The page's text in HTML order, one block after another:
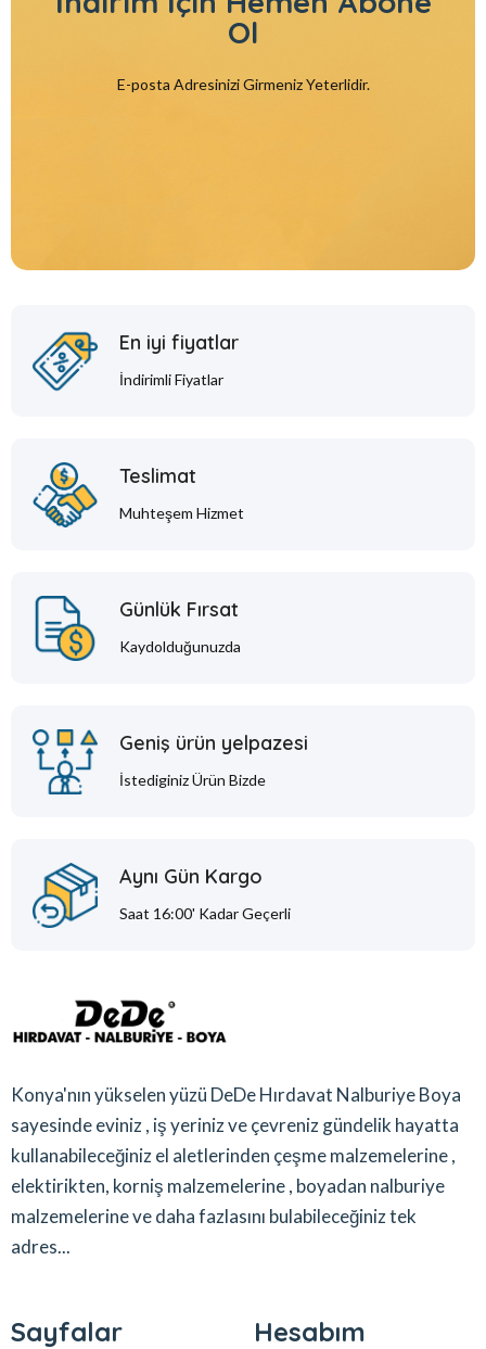
Ol
E-posta Adresinizi Girmeniz Yeterlidir.
En iyi fiyatlar
İndirimli Fiyatlar
Teslimat
Muhteşem Hizmet
Günlük Fırsat
Kaydolduğunuzda
Geniş ürün yelpazesi
İstediginiz Ürün Bizde
Aynı Gün Kargo
Saat 16:00' Kadar Geçerli
Konya'nın yükselen yüzü DeDe Hırdavat Nalburiye Boya
sayesinde eviniz , iş yeriniz ve çevreniz gündelik hayatta
kullanabileceğiniz el aletlerinden çeşme malzemelerine ,
elektirikten, korniş malzemelerine , boyadan nalburiye
malzemelerine ve daha fazlasını bulabileceğiniz tek
adres...
Sayfalar Hesabım